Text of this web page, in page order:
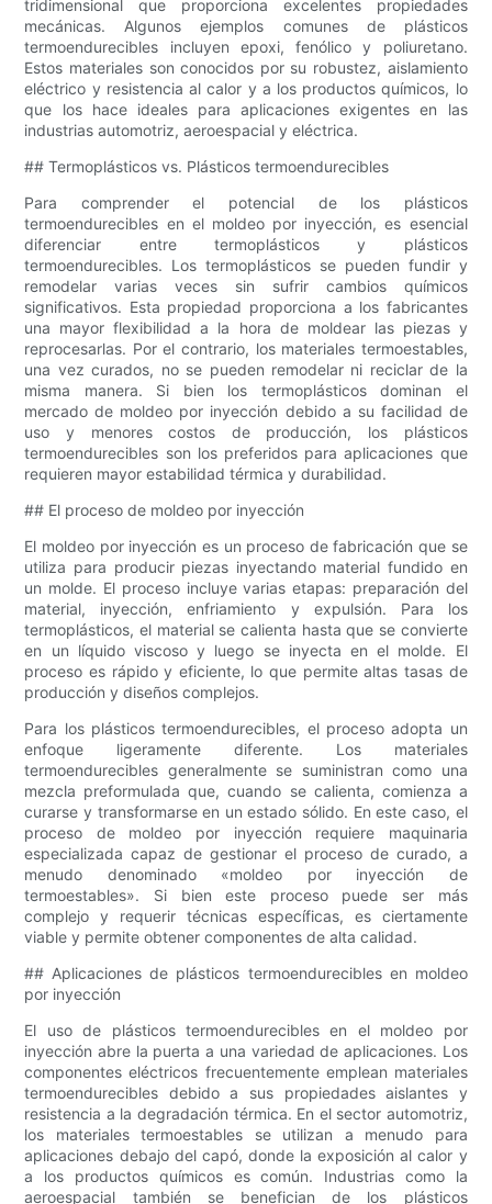
tridimensional que proporciona excelentes propiedades
mecánicas. Algunos ejemplos comunes de plásticos
termoendurecibles incluyen epoxi, fenólico y poliuretano.
Estos materiales son conocidos por su robustez, aislamiento
eléctrico y resistencia al calor y a los productos químicos, lo
que los hace ideales para aplicaciones exigentes en las
industrias automotriz, aeroespacial y eléctrica.
## Termoplásticos vs. Plásticos termoendurecibles
Para comprender el potencial de los plásticos
termoendurecibles en el moldeo por inyección, es esencial
diferenciar entre termoplásticos y plásticos
termoendurecibles. Los termoplásticos se pueden fundir y
remodelar varias veces sin sufrir cambios químicos
significativos. Esta propiedad proporciona a los fabricantes
una mayor flexibilidad a la hora de moldear las piezas y
reprocesarlas. Por el contrario, los materiales termoestables,
una vez curados, no se pueden remodelar ni reciclar de la
misma manera. Si bien los termoplásticos dominan el
mercado de moldeo por inyección debido a su facilidad de
uso y menores costos de producción, los plásticos
termoendurecibles son los preferidos para aplicaciones que
requieren mayor estabilidad térmica y durabilidad.
## El proceso de moldeo por inyección
El moldeo por inyección es un proceso de fabricación que se
utiliza para producir piezas inyectando material fundido en
un molde. El proceso incluye varias etapas: preparación del
material, inyección, enfriamiento y expulsión. Para los
termoplásticos, el material se calienta hasta que se convierte
en un líquido viscoso y luego se inyecta en el molde. El
proceso es rápido y eficiente, lo que permite altas tasas de
producción y diseños complejos.
Para los plásticos termoendurecibles, el proceso adopta un
enfoque ligeramente diferente. Los materiales
termoendurecibles generalmente se suministran como una
mezcla preformulada que, cuando se calienta, comienza a
curarse y transformarse en un estado sólido. En este caso, el
proceso de moldeo por inyección requiere maquinaria
especializada capaz de gestionar el proceso de curado, a
menudo denominado «moldeo por inyección de
termoestables». Si bien este proceso puede ser más
complejo y requerir técnicas específicas, es ciertamente
viable y permite obtener componentes de alta calidad.
## Aplicaciones de plásticos termoendurecibles en moldeo
por inyección
El uso de plásticos termoendurecibles en el moldeo por
inyección abre la puerta a una variedad de aplicaciones. Los
componentes eléctricos frecuentemente emplean materiales
termoendurecibles debido a sus propiedades aislantes y
resistencia a la degradación térmica. En el sector automotriz,
los materiales termoestables se utilizan a menudo para
aplicaciones debajo del capó, donde la exposición al calor y
a los productos químicos es común. Industrias como la
aeroespacial también se benefician de los plásticos